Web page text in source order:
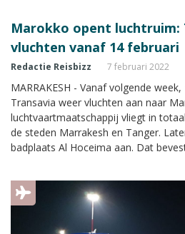
Marokko opent
vluchten vanaf 14 februari
Redactie Reisbizz 7 februari 2022
MARRAKESH - Vanaf volgende
Transavia weer vluchten aan naar
luchtvaartmaatschappij vliegt in
de steden Marrakesh en Tanger.
badplaats Al Hoceima aan. Dat